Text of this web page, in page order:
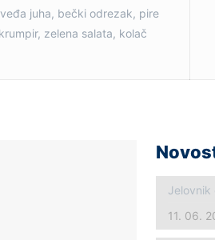
juha, bečki odrezak, pire
krumpir, zelena salata, kolač
Jelovnik
11. 06.